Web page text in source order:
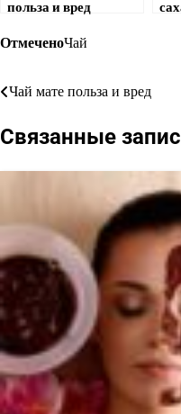
польза и вред
ОтмеченоЧай
Навигация
по
Чай мате польза и вред
Связанные